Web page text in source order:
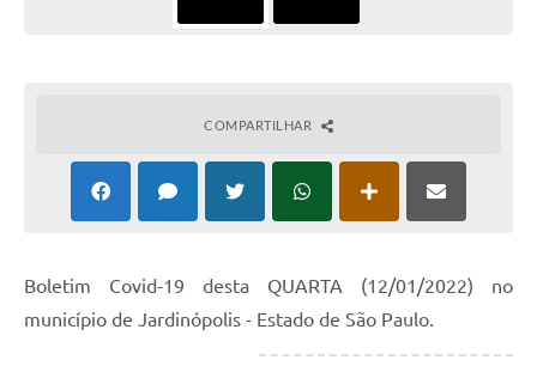
COMPARTILHAR
Boletim Covid-19 desta QUARTA (12/01/2022) no
município de Jardinópolis - Estado de São Paulo.